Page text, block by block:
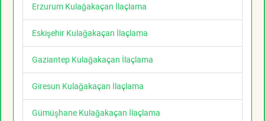
Erzurum Kulağakaçan İlaçlama
Eskişehir Kulağakaçan İlaçlama
Gaziantep Kulağakaçan İlaçlama
Giresun Kulağakaçan İlaçlama
Gümüşhane Kulağakaçan İlaçlama